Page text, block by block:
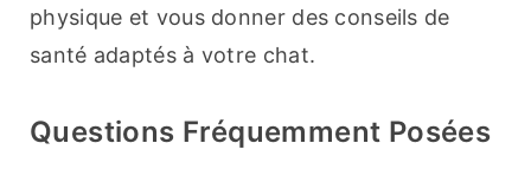
physique et vous donner des conseils de
santé adaptés à votre chat.
Questions Fréquemment Posées